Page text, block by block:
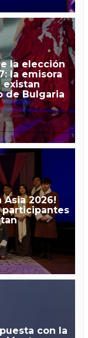
la elección
la emisora
existan
de Bulgaria
Asia 2026!
participantes
con la